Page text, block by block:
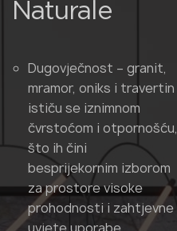
Naturale
Dugovječnost – granit,
mramor, oniks i travertin
ističu se iznimnom
čvrstoćom i otpornošću,
što ih čini
besprijekornim izborom
za prostore visoke
prohodnosti i zahtjevne